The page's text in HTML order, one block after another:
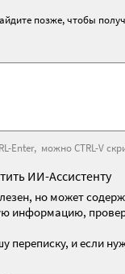
позже, чтобы
Enter, можно CTRL-V
ИИ-Ассистенту
но может
информацию,
переписку, и если